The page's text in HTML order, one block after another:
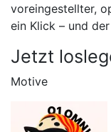
voreingestellter,
ein Klick – und
Jetzt
Motive